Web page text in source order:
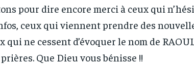
/ year
Pay now and you get access to exclusive
news and articles for a whole year.
By
every
opt
/ year
Pay now and you get access to exclusive
news and articles for a whole year.
By
every
opt
pour dire encore merci à ceux qui
ceux qui viennent prendre des
qui ne cessent d’évoquer le nom de
Que Dieu vous bénisse !!